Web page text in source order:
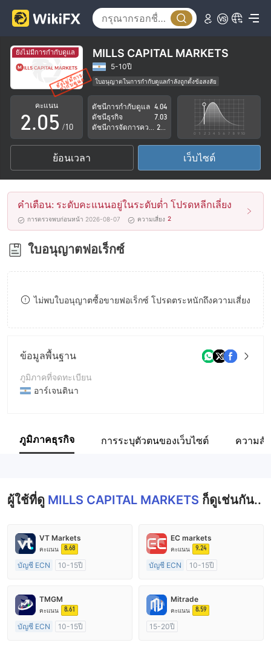
ยังไม่มีการกำกับดูแล MILLS CAPITAL MARKETS
5-10ปี
ใบอนุญาตในการกำกับดูแลกำลังถูกตั้งข้อสงสัย
ระวังความเสี่ยงอันตรายที่อาจจะซ่อนอยู่
คะแนน
0
1
2
3
4
5
6
7
8
9
.0
1
2
3
4
5
6
7
1
2
3
4
5
6
7
8
9
/10
ดัชนีการกำกับดูแล 4.04
ดัชนีธุรกิจ
7.03
ย้อนเวลา เว็บไซต์
คำเตือน: ระดับคะแนนอยู่ในระดับต่ำ โปรดหลีกเลี่ยง
การตรวจพบก่อนหน้า 2026-08-07 ความเสี่ยง 2
ใบอนุญาตฟอเร็กซ์
ไม่พบใบอนุญาตซื้อขายฟอเร็กซ์ โปรดตระหนักถึงความเสี่ยง
ข้อมูลพื้นฐาน
ภูมิภาคที่จดทะเบียน
อาร์เจนตินา
ชื่อบริษัท
ภูมิภาคธุรกิจ การระบุตัวตนของเว็บไซต์ ความสั
ผู้ใช้ที่ดู MILLS CAPITAL MARKETS ก็ดูเช่นกัน..
VT Markets
คะแนน 8.68
บัญชี ECN
10-15ปี
ใบอนุญาต MT4 แบบเต็ม
EC markets
คะแนน 9.24
บัญชี ECN
10-15ปี
ใบอนุญาต MT4 แบบเต็ม
TMGM
คะแนน 8.61
บัญชี ECN
10-15ปี
Mitrade
คะแนน 8.59
15-20ปี